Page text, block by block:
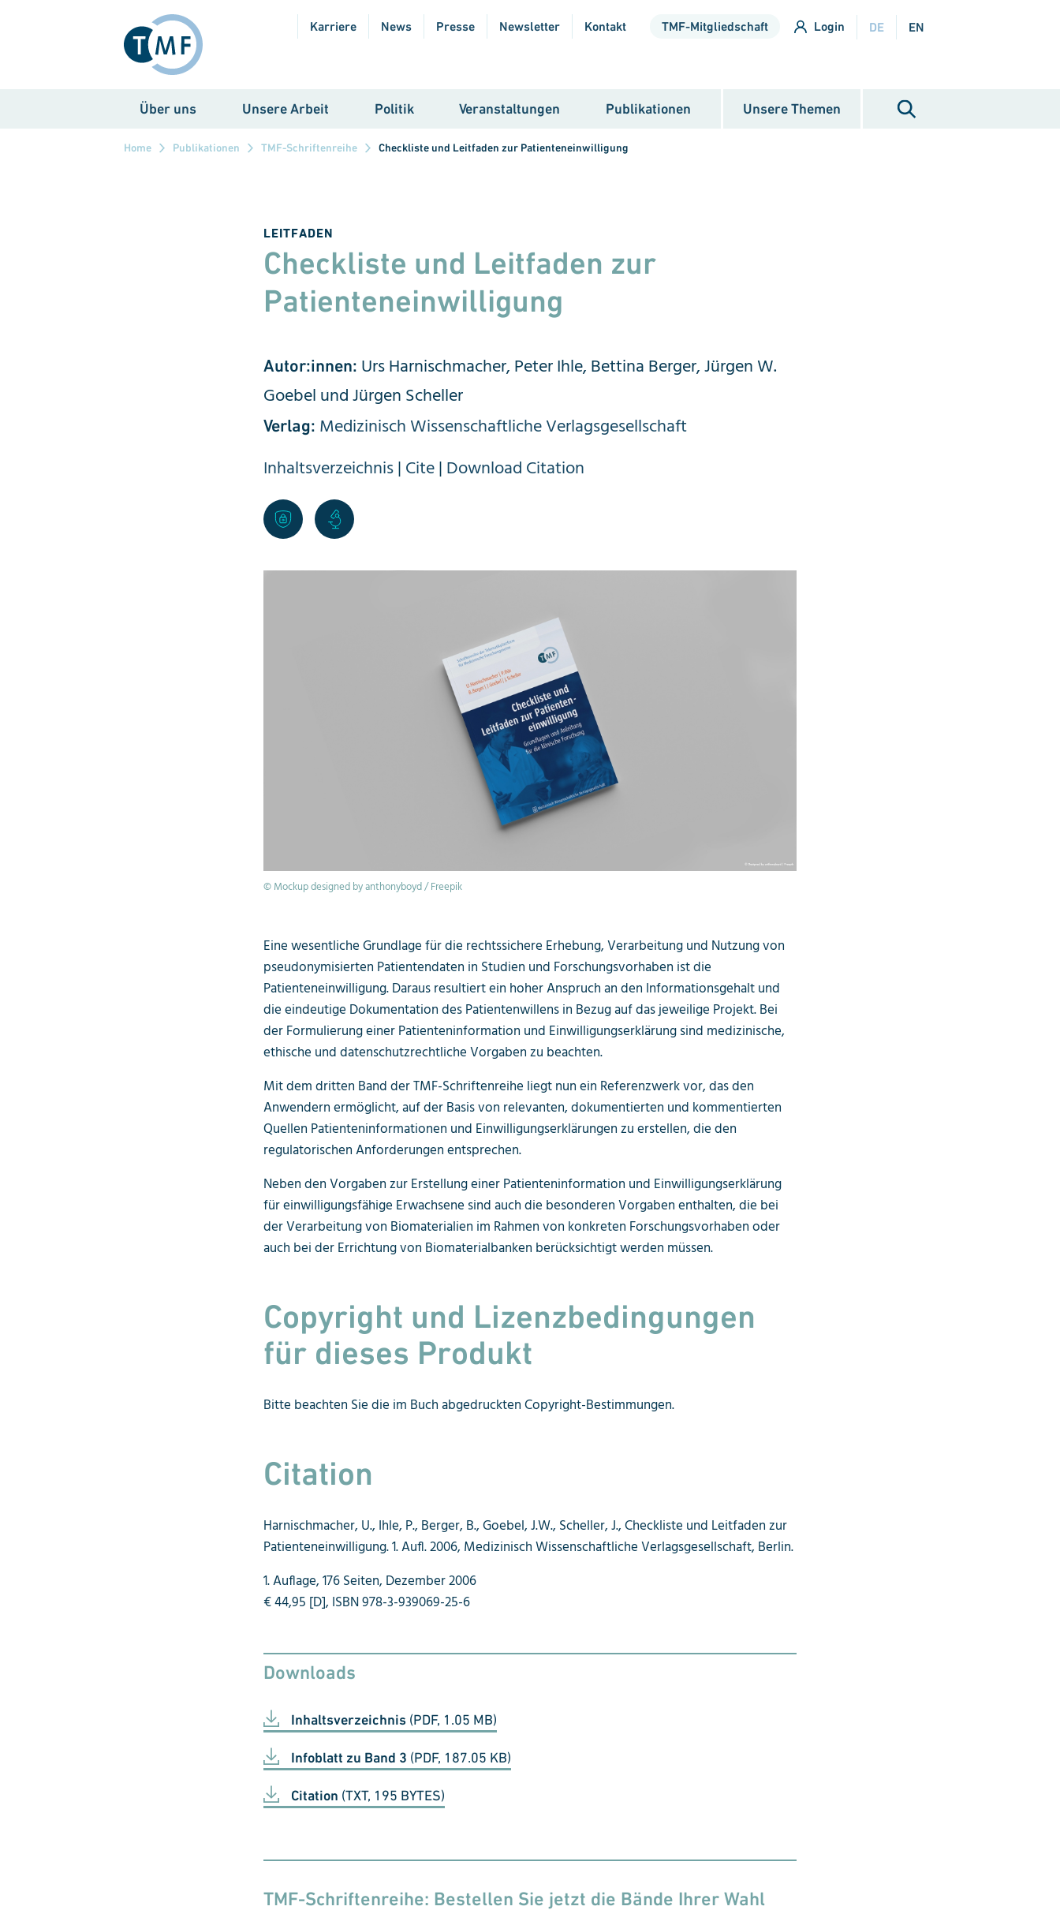
Karriere News Presse Newsletter Kontakt TMF-Mitgliedschaft Login DE EN
Über uns Unsere Arbeit Politik Veranstaltungen Publikationen Unsere Themen
Home Publikationen TMF-Schriftenreihe Checkliste und Leitfaden zur Patienteneinwilligung
LEITFADEN
Checkliste und Leitfaden zur
Patienteneinwilligung
Autor:innen: Urs Harnischmacher, Peter Ihle, Bettina Berger, Jürgen W.
Goebel und Jürgen Scheller
Verlag: Medizinisch Wissenschaftliche Verlagsgesellschaft
Inhaltsverzeichnis| Cite| Download Citation
© Mockup designed by anthonyboyd / Freepik
Eine wesentliche Grundlage für die rechtssichere Erhebung, Verarbeitung und Nutzung von
pseudonymisierten Patientendaten in Studien und Forschungsvorhaben ist die
Patienteneinwilligung. Daraus resultiert ein hoher Anspruch an den Informationsgehalt und
die eindeutige Dokumentation des Patientenwillens in Bezug auf das jeweilige Projekt. Bei
der Formulierung einer Patienteninformation und Einwilligungserklärung sind medizinische,
ethische und datenschutzrechtliche Vorgaben zu beachten.
Mit dem dritten Band der TMF-Schriftenreihe liegt nun ein Referenzwerk vor, das den
Anwendern ermöglicht, auf der Basis von relevanten, dokumentierten und kommentierten
Quellen Patienteninformationen und Einwilligungserklärungen zu erstellen, die den
regulatorischen Anforderungen entsprechen.
Neben den Vorgaben zur Erstellung einer Patienteninformation und Einwilligungserklärung
für einwilligungsfähige Erwachsene sind auch die besonderen Vorgaben enthalten, die bei
der Verarbeitung von Biomaterialien im Rahmen von konkreten Forschungsvorhaben oder
auch bei der Errichtung von Biomaterialbanken berücksichtigt werden müssen.
Copyright und Lizenzbedingungen
für dieses Produkt
Bitte beachten Sie die im Buch abgedruckten Copyright-Bestimmungen.
Citation
Harnischmacher, U., Ihle, P., Berger, B., Goebel, J.W., Scheller, J., Checkliste und Leitfaden zur
Patienteneinwilligung. 1. Aufl. 2006, Medizinisch Wissenschaftliche Verlagsgesellschaft, Berlin.
1. Auflage, 176 Seiten, Dezember 2006
€ 44,95 [D], ISBN 978-3-939069-25-6
Downloads
Inhaltsverzeichnis(PDF, 1.05 MB)
Infoblatt zu Band 3 (PDF, 187.05 KB)
Citation (TXT, 195 BYTES)
TMF-Schriftenreihe: Bestellen Sie jetzt die Bände Ihrer Wahl